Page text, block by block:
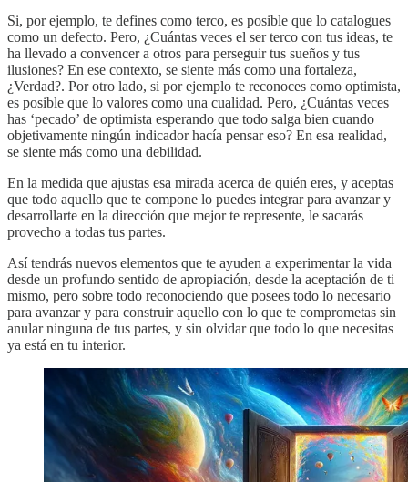
Si, por ejemplo, te defines como terco, es posible que lo catalogues
como un defecto. Pero, ¿Cuántas veces el ser terco con tus ideas, te
ha llevado a convencer a otros para perseguir tus sueños y tus
ilusiones? En ese contexto, se siente más como una fortaleza,
¿Verdad?. Por otro lado, si por ejemplo te reconoces como optimista,
es posible que lo valores como una cualidad. Pero, ¿Cuántas veces
has ‘pecado’ de optimista esperando que todo salga bien cuando
objetivamente ningún indicador hacía pensar eso? En esa realidad,
se siente más como una debilidad.
En la medida que ajustas esa mirada acerca de quién eres, y aceptas
que todo aquello que te compone lo puedes integrar para avanzar y
desarrollarte en la dirección que mejor te represente, le sacarás
provecho a todas tus partes.
Así tendrás nuevos elementos que te ayuden a experimentar la vida
desde un profundo sentido de apropiación, desde la aceptación de ti
mismo, pero sobre todo reconociendo que posees todo lo necesario
para avanzar y para construir aquello con lo que te comprometas sin
anular ninguna de tus partes, y sin olvidar que todo lo que necesitas
ya está en tu interior.